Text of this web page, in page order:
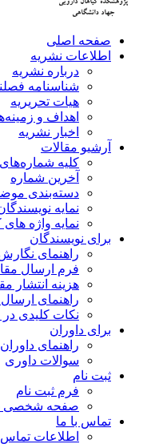
صفحه اصلی
اطلاعات نشریه
درباره نشریه
شناسنامه فصلنامه
هیات تحریریه
اهداف و زمینه‌ها
اخبار نشریه
آرشیو مقالات
کلیه شماره‌های
آخرین شماره
دسته‌بندی
نمایه نویسندگان
نمایه واژه های
برای نویسندگان
راهنمای نگارش و
فرم ارسال مقاله
هزینه انتشار مقاله
راهنمای ارسال
نکات کلیدی در
برای داوران
راهنمای داوران
سوالات داوری
ثبت نام
فرم ثبت نام
صفحه شخصی
تماس با ما
اطلاعات تماس